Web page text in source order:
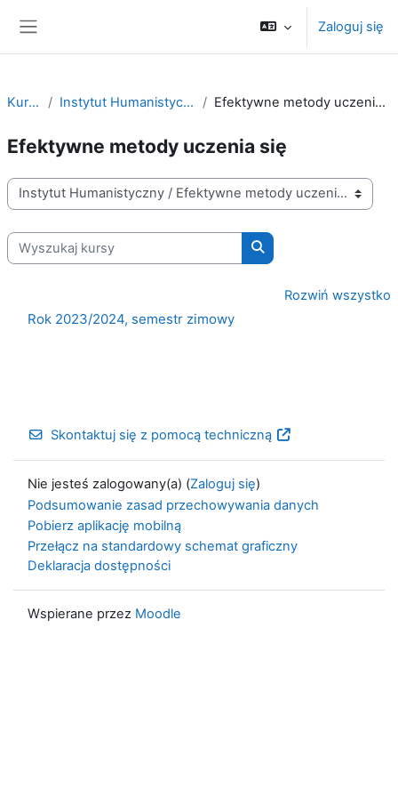
Zaloguj się
Kursy Instytut Humanistyczny Efektywne metody uczenia się
Efektywne metody uczenia się
Kategorie kursów
Wyszukaj kursy
Wyszukaj kursy
Rozwiń wszystko
Rok 2023/2024, semestr zimowy
Skontaktuj się z pomocą techniczną
Nie jesteś zalogowany(a) (Zaloguj się)
Podsumowanie zasad przechowywania danych
Pobierz aplikację mobilną
Przełącz na standardowy schemat graficzny
Deklaracja dostępności
Wspierane przez Moodle